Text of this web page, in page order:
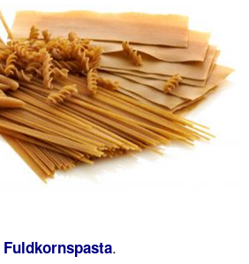
Fuldkornspasta.